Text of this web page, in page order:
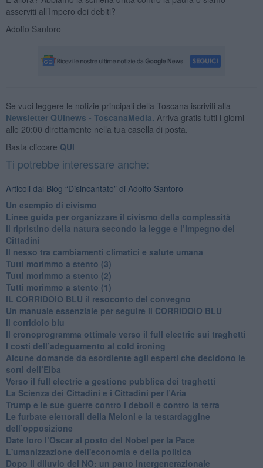
asserviti all’Impero dei debiti?
Adolfo Santoro
Se vuoi leggere le notizie principali della Toscana iscriviti alla
Newsletter QUInews - ToscanaMedia. Arriva gratis tutti i giorni
alle 20:00 direttamente nella tua casella di posta.
Basta cliccare QUI
Ti potrebbe interessare anche:
Articoli dal Blog “Disincantato” di Adolfo Santoro
​Un esempio di civismo
​Linee guida per organizzare il civismo della complessità
​Il ripristino della natura secondo la legge e l’impegno dei
Cittadini
Il nesso tra cambiamenti climatici e salute umana
Tutti morimmo a stento (3)
Tutti morimmo a stento (2)
​Tutti morimmo a stento (1)
IL CORRIDOIO BLU il resoconto del convegno
Un manuale essenziale per seguire il CORRIDOIO BLU
Il corridoio blu
​Il cronoprogramma ottimale verso il full electric sui traghetti
​I costi dell’adeguamento al cold ironing
Alcune domande da esordiente agli esperti che decidono le
sorti dell’Elba
Verso il full electric a gestione pubblica dei traghetti​
​La Scienza dei Cittadini e i Cittadini per l’Aria
Trump e le sue guerre contro i deboli e contro la terra
​Le furbate elettorali della Meloni e la testardaggine
dell’opposizione
​Date loro l’Oscar al posto del Nobel per la Pace
L'umanizzazione dell'economia e della politica
​Dopo il diluvio dei NO: un patto intergenerazionale